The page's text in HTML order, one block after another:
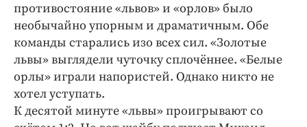
противостояние «львов» и «орлов» было
необычайно упорным и драматичным. Обе
команды старались изо всех сил. «Золотые
львы» выглядели чуточку сплочённее. «Белые
орлы» играли напористей. Однако никто не
хотел уступать.
К десятой минуте «львы» проигрывают со